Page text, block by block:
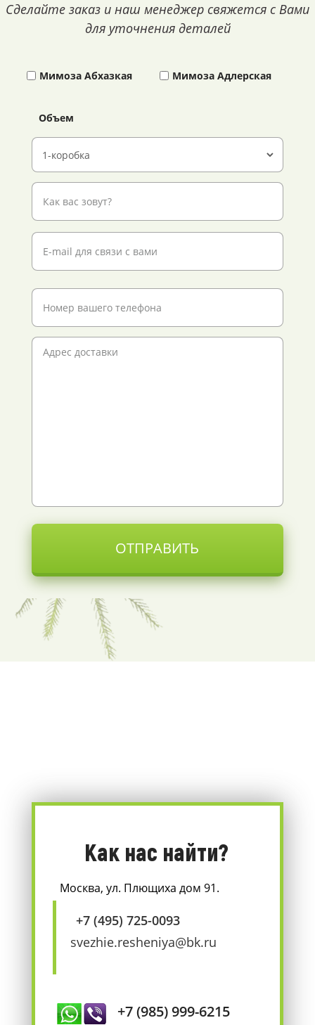
Сделайте заказ и наш менеджер свяжется с Вами
для уточнения деталей
ОТПРАВИТЬ
Мимоза Абхазкая Мимоза Адлерская
Объем
Как нас найти?
Москва, ул. Плющиха дом 91.
+7 (495) 725-0093
svezhie.resheniya@bk.ru
+7 (985) 999-6215